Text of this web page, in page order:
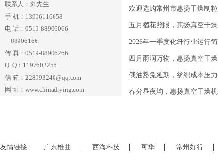
联系人：刘先生
手 机：13906116658
电 话：0519-88906066
88906166
传 真：0519-88906266
Q Q：1197602256
信 箱：228993240@qq.com
网 址：www.chinadrying.com
欢迎选购常州市惠扬干燥制
五月榴花照眼，惠扬真空干
2026年一季度化纤行业运行
四月雨润万物，惠扬真空干
俄油豁免延期，纺织成本压
春分昼夜均，惠扬真空干燥
友情链接: 广东椎曲 西海科技 可华 常州好得